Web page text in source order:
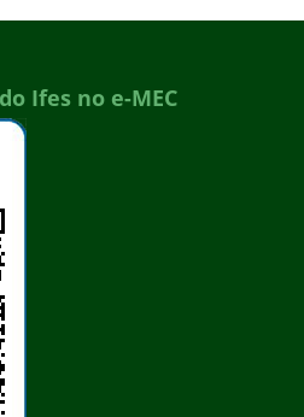
Ifes no e-MEC